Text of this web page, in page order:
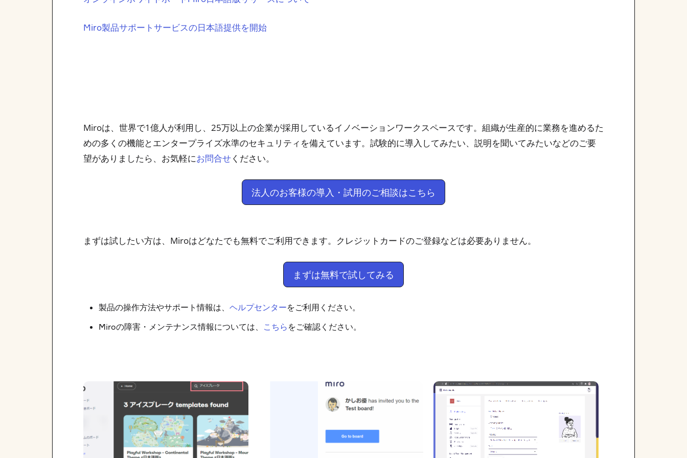
Miro製品サポートサービスの日本語提供を開始
Miroは、世界で1億人が利用し、25万以上の企業が採用しているイノベーションワークスペースです。組織が生産的に業務を進めるた
めの多くの機能とエンタープライズ水準のセキュリティを備えています。試験的に導入してみたい、説明を聞いてみたいなどのご要
望がありましたら、お気軽にお問合せください。
法人のお客様の導入・試用のご相談はこちら
まずは試したい方は、Miroはどなたでも無料でご利用できます。クレジットカードのご登録などは必要ありません。
まずは無料で試してみる
製品の操作方法やサポート情報は、 ヘルプセンターをご利用ください。
Miroの障害・メンテナンス情報については、 こちら をご確認ください。